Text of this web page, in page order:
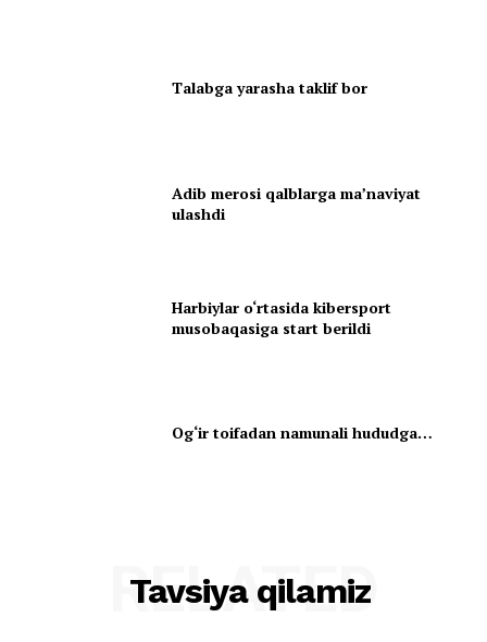
Talabga yarasha taklif bor
Adib merosi qalblarga maʼnaviyat
ulashdi
Harbiylar o‘rtasida kibersport
musobaqasiga start berildi
Og‘ir toifadan namunali hududga…
Tavsiya qilamiz
RELATED